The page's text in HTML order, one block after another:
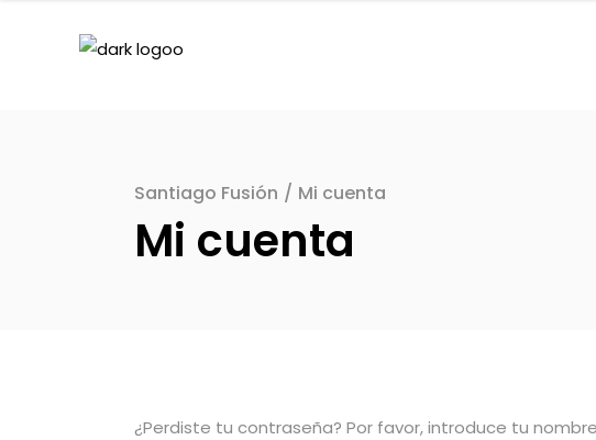
Santiago Fusión / Mi cuenta
Mi cuenta
¿Perdiste tu contraseña? Por favor, introduce tu